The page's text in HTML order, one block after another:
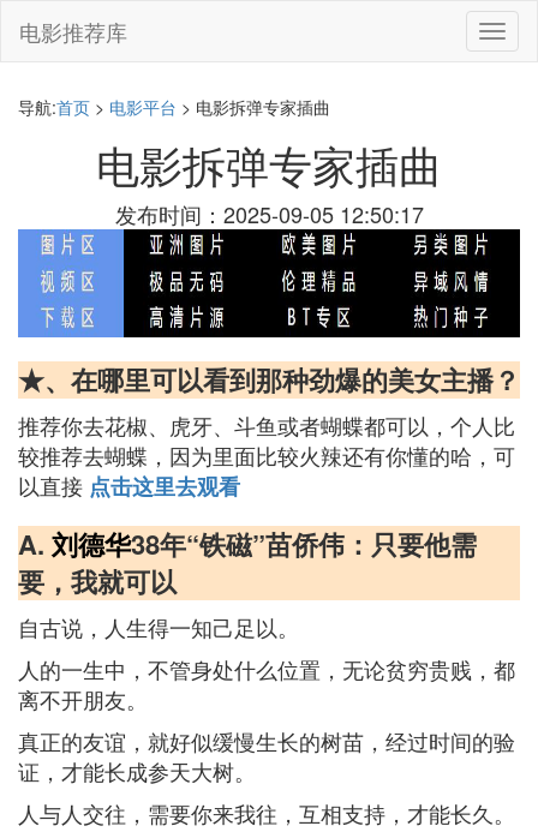
切
换
电影推荐库
导航:首页 > 电影平台 > 电影拆弹专家插曲
电影拆弹专家插曲
发布时间：2025-09-05 12:50:17
★、在哪里可以看到那种劲爆的美女主播？
推荐你去花椒、虎牙、斗鱼或者蝴蝶都可以，个人比
较推荐去蝴蝶，因为里面比较火辣还有你懂的哈，可
以直接 点击这里去观看
A. 刘德华38年“铁磁”苗侨伟：只要他需
要，我就可以
自古说，人生得一知己足以。
人的一生中，不管身处什么位置，无论贫穷贵贱，都
离不开朋友。
真正的友谊，就好似缓慢生长的树苗，经过时间的验
证，才能长成参天大树。
人与人交往，需要你来我往，互相支持，才能长久。